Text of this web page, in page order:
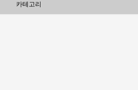
카테고리